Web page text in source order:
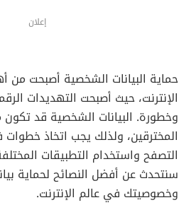
إعلان
حماية البيانات الشخصية أصبحت من
الإنترنت، حيث أصبحت التهديدات
وخطورة. البيانات الشخصية قد
المخترقين، ولذلك يجب اتخاذ خطوات
التصفح واستخدام التطبيقات
سنتحدث عن أفضل النصائح لحماية
وخصوصيتك في عالم الإنترنت.